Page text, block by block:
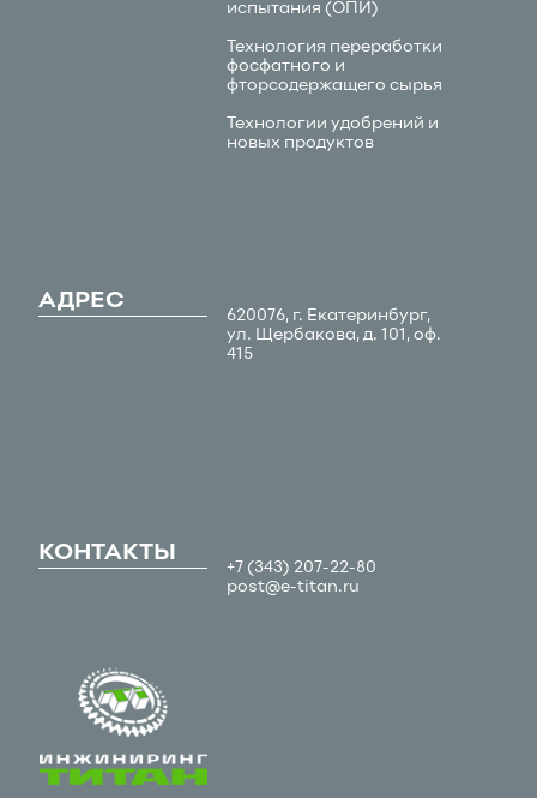
испытания (ОПИ)
Технология переработки
фосфатного и
фторсодержащего сырья
Технологии удобрений и
новых продуктов
АДРЕС
620076, г. Екатеринбург,
ул. Щербакова, д. 101, оф.
415
КОНТАКТЫ
+7 (343) 207-22-80
post@e-titan.ru